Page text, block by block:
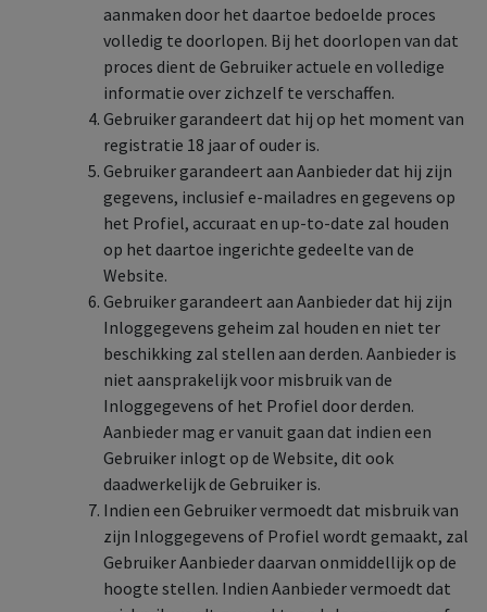
aanmaken door het daartoe bedoelde proces
volledig te doorlopen. Bij het doorlopen van dat
proces dient de Gebruiker actuele en volledige
informatie over zichzelf te verschaffen.
Gebruiker garandeert dat hij op het moment van
registratie 18 jaar of ouder is.
Gebruiker garandeert aan Aanbieder dat hij zijn
gegevens, inclusief e-mailadres en gegevens op
het Profiel, accuraat en up-to-date zal houden
op het daartoe ingerichte gedeelte van de
Website.
Gebruiker garandeert aan Aanbieder dat hij zijn
Inloggegevens geheim zal houden en niet ter
beschikking zal stellen aan derden. Aanbieder is
niet aansprakelijk voor misbruik van de
Inloggegevens of het Profiel door derden.
Aanbieder mag er vanuit gaan dat indien een
Gebruiker inlogt op de Website, dit ook
daadwerkelijk de Gebruiker is.
Indien een Gebruiker vermoedt dat misbruik van
zijn Inloggegevens of Profiel wordt gemaakt, zal
Gebruiker Aanbieder daarvan onmiddellijk op de
hoogte stellen. Indien Aanbieder vermoedt dat